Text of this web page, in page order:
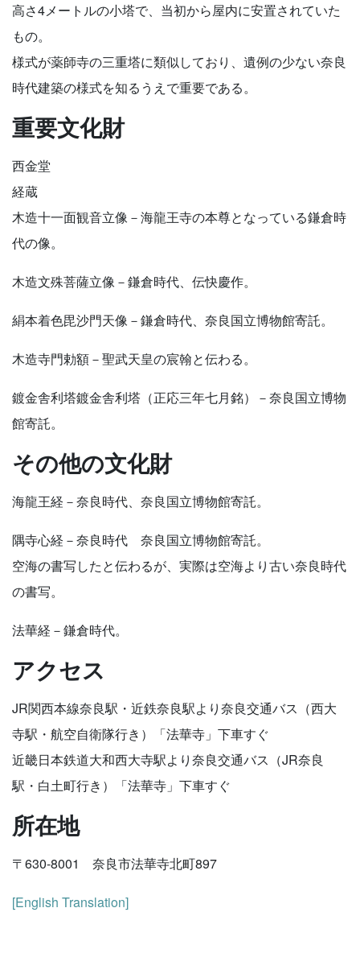
高さ4メートルの小塔で、当初から屋内に安置されていた
もの。
様式が薬師寺の三重塔に類似しており、遺例の少ない奈良
時代建築の様式を知るうえで重要である。
重要文化財
西金堂
経蔵
木造十一面観音立像－海龍王寺の本尊となっている鎌倉時
代の像。
木造文殊菩薩立像－鎌倉時代、伝快慶作。
絹本着色毘沙門天像－鎌倉時代、奈良国立博物館寄託。
木造寺門勅額－聖武天皇の宸翰と伝わる。
鍍金舎利塔鍍金舎利塔（正応三年七月銘）－奈良国立博物
館寄託。
その他の文化財
海龍王経－奈良時代、奈良国立博物館寄託。
隅寺心経－奈良時代 奈良国立博物館寄託。
空海の書写したと伝わるが、実際は空海より古い奈良時代
の書写。
法華経－鎌倉時代。
アクセス
JR関西本線奈良駅・近鉄奈良駅より奈良交通バス（西大
寺駅・航空自衛隊行き）「法華寺」下車すぐ
近畿日本鉄道大和西大寺駅より奈良交通バス（JR奈良
駅・白土町行き）「法華寺」下車すぐ
所在地
〒630-8001 奈良市法華寺北町897
[English Translation]